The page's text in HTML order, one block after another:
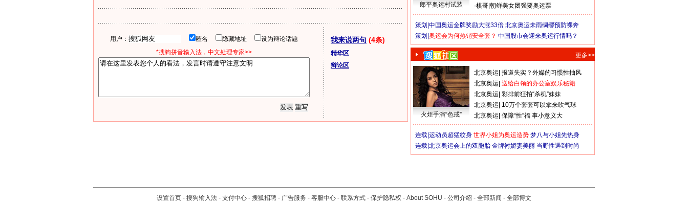
用户： 匿名 隐藏地址
设为辩论话题
*搜狗拼音输入法，中文处理专家>>
我来说两句 (4条)
精华区
辩论区
郎平奥运村试装
·棋哥 朝鲜美女团强要奥运票
策划| 中国奥运金牌奖励大涨33倍 北京奥运未雨绸缪预防裸奔
策划| 奥运会为何热销安全套？ 中国股市会迎来奥运行情吗？
更多>>
火炬手演“色戒”
北京奥运 报道失实？外媒的习惯性抽风
北京奥运 送给白领的办公室娱乐秘籍
北京奥运 彩排前狂拍“杀机”妹妹
北京奥运 10万个套套可以拿来吹气球
北京奥运 保障“性”福 事小意义大
连载| 运动员超猛纹身 世界小姐为奥运造势 梦八与小姐先热身
连载| 北京奥运会上的双胞胎 金牌衬娇妻美丽 当野性遇到时尚
设置首页 - 搜狗输入法 - 支付中心 - 搜狐招聘 - 广告服务 - 客服中心 - 联系方式 - 保护隐私权 - About SOHU - 公司介绍 - 全部新闻 - 全部博文